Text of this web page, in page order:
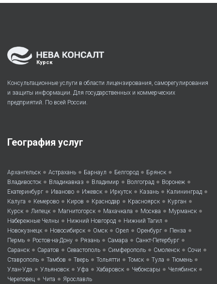
Курск
Консультационные услуги в области лицензирования, саморегулирования
и защиты информации. Для государственных и коммерческих
предприятий. По всей России.
География услуг
Архангельск • Астрахань • Барнаул • Белгород • Брянск •
Владивосток • Владикавказ • Владимир • Волгоград • Воронеж •
Екатеринбург • Иваново • Ижевск • Иркутск • Казань • Калининград •
Калуга • Кемерово • Киров • Краснодар • Красноярск • Курган •
Курск • Липецк • Магнитогорск • Махачкала • Москва • Мурманск •
Набережные Челны • Нижний Новгород • Нижний Тагил •
Новокузнецк • Новосибирск • Омск • Орел • Оренбург • Пенза •
Пермь • Ростов-на-Дону • Рязань • Самара • Санкт-Петербург •
Саранск • Саратов • Севастополь • Симферополь • Смоленск • Сочи •
Ставрополь • Тамбов • Тверь • Тольятти • Томск • Тула • Тюмень •
Улан-Удэ • Ульяновск • Уфа • Хабаровск • Чебоксары • Челябинск •
Череповец • Чита • Ярославль